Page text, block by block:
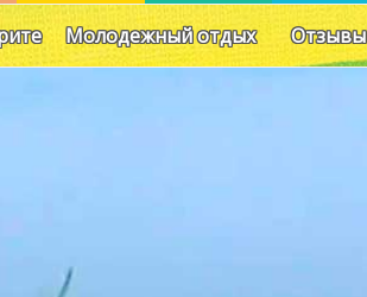
Молодежный отдых Отзывы